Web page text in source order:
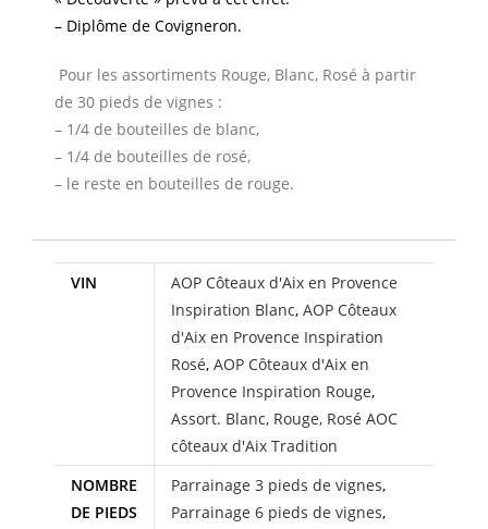
– Diplôme de Covigneron.
Pour les assortiments Rouge, Blanc, Rosé à partir
de 30 pieds de vignes :
– 1/4 de bouteilles de blanc,
– 1/4 de bouteilles de rosé,
– le reste en bouteilles de rouge.
VIN
AOP Côteaux d'Aix en Provence
Inspiration Blanc, AOP Côteaux
d'Aix en Provence Inspiration
Rosé, AOP Côteaux d'Aix en
Provence Inspiration Rouge,
Assort. Blanc, Rouge, Rosé AOC
côteaux d'Aix Tradition
NOMBRE
DE PIEDS
Parrainage 3 pieds de vignes,
Parrainage 6 pieds de vignes,